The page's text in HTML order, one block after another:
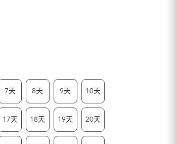
7天 8天 9天 10天
17天 18天 19天 20天